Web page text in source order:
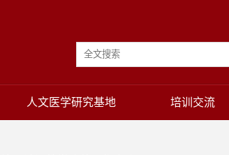
人文医学研究基地 培训交流